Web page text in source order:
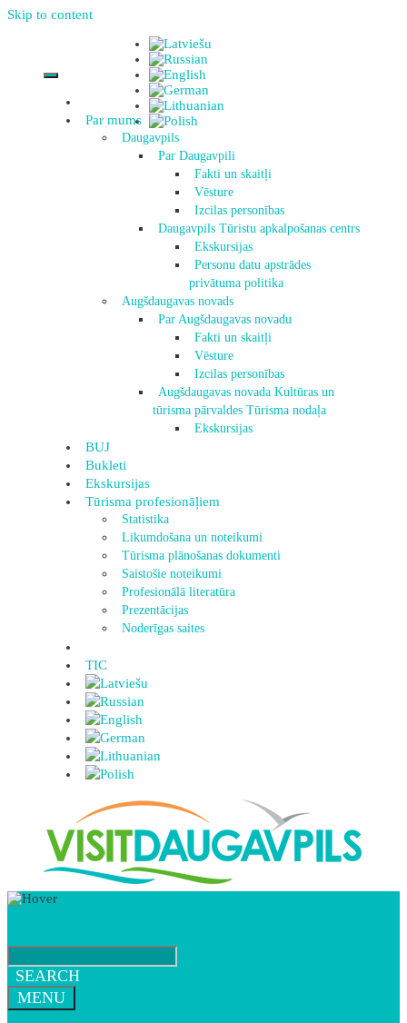
Skip to content
Par mums
Daugavpils
Par Daugavpili
Fakti un skaitļi
Vēsture
Izcilas personības
Daugavpils Tūristu apkalpošanas centrs
Ekskursijas
Personu datu apstrādes
privātuma politika
Augšdaugavas novads
Par Augšdaugavas novadu
Fakti un skaitļi
Vēsture
Izcilas personības
Augšdaugavas novada Kultūras un
tūrisma pārvaldes Tūrisma nodaļa
Ekskursijas
BUJ
Bukleti
Ekskursijas
Tūrisma profesionāļiem
Statistika
Likumdošana un noteikumi
Tūrisma plānošanas dokumenti
Saistošie noteikumi
Profesionālā literatūra
Prezentācijas
Noderīgas saites
TIC
SEARCH
MENU